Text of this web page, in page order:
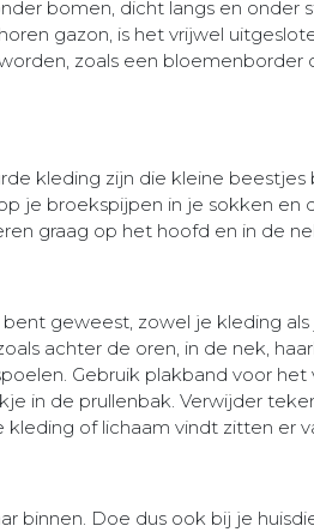
bomen, dicht langs en
gazon, is het vrijwel
zoals een
kleding zijn die kleine
je broekspijpen in je sokken
graag op het hoofd en in de
geweest, zowel je kleding
achter de oren, in de nek,
Gebruik plakband voor
in de prullenbak. Verwijder
of lichaam vindt zitten er
binnen. Doe dus ook bij je